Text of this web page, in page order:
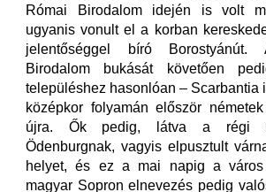
Római Birodalom idején is volt
ugyanis vonult el a korban
jelentőséggel bíró Borostyánút.
Birodalom bukását követően
településhez hasonlóan – Scarbantia
középkor folyamán először
újra. Ők pedig, látva a régi
Ödenburgnak, vagyis elpusztult
helyet, és ez a mai napig a
magyar Sopron elnevezés pedig